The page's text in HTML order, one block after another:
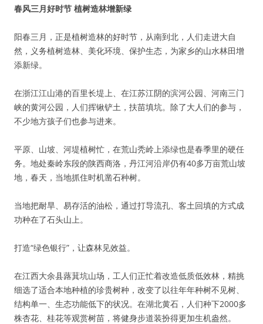
春风三月好时节 植树造林增新绿
阳春三月，正是植树造林的好时节，从南到北，人们走进大自
然，义务植树造林、美化环境、保护生态，为家乡的山水林田增
添新绿。
在浙江江山港的百里长堤上、在江苏江阴的滨河公园、河南三门
峡的黄河公园，人们挥锹铲土，扶苗填坑。除了大人们的参与，
不少地方孩子们也参与进来。
平原、山坡、河堤植树忙，在荒山秃岭上添绿也是春季里的硬任
务。地处秦岭东段的陕西商洛，丹江河沿岸仍有40多万亩荒山坡
地，春天，当地抓住时机凿石种树。
当地把耐旱、易存活的油松，通过打导流孔、客土回填的方式成
功种在了石头山上。
打造“绿色银行”，让森林见效益。
在江西大余县蕗萁坑山场，工人们正忙着改造低质低效林，精挑
细选了适合本地种植的珍贵树种，改变了以往年年种树不见树、
结构单一、生态功能低下的状况。在湖北黄石，人们种下2000多
株杏花、桂花等观赏树苗，将健身步道装扮得更加生机盎然。